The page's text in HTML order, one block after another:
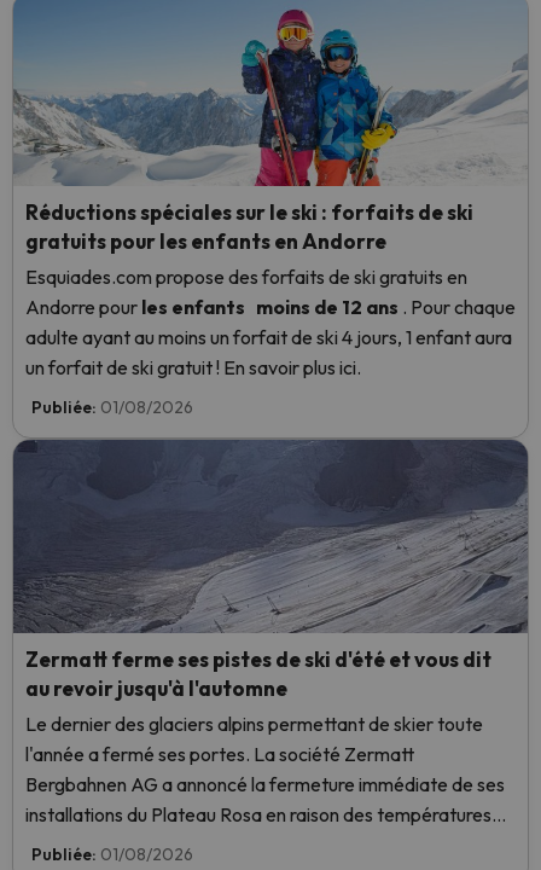
Réductions spéciales sur le ski : forfaits de ski
gratuits pour les enfants en Andorre
Esquiades.com propose des forfaits de ski gratuits en
Andorre pour les enfants moins de 12 ans . Pour chaque
adulte ayant au moins un forfait de ski 4 jours, 1 enfant aura
un forfait de ski gratuit ! En savoir plus ici.
Publiée: 01/08/2026
Zermatt ferme ses pistes de ski d'été et vous dit
au revoir jusqu'à l'automne
Le dernier des glaciers alpins permettant de skier toute
l'année a fermé ses portes. La société Zermatt
Bergbahnen AG a annoncé la fermeture immédiate de ses
installations du Plateau Rosa en raison des températures
élevées, sans même les avoir ouvertes ce week-end.
Publiée: 01/08/2026